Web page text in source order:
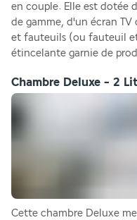
en couple. Elle est dotée
de gamme, d'un écran
et fauteuils (ou fauteuil
étincelante garnie de
Chambre Deluxe - 2
Cette chambre Deluxe